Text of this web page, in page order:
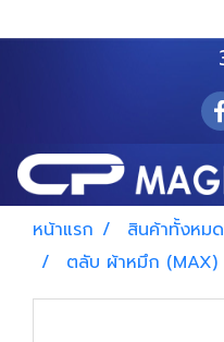
หน้าแรก สินค้าทั้งหมด
ตลับ ผ้าหมึก (MAX)